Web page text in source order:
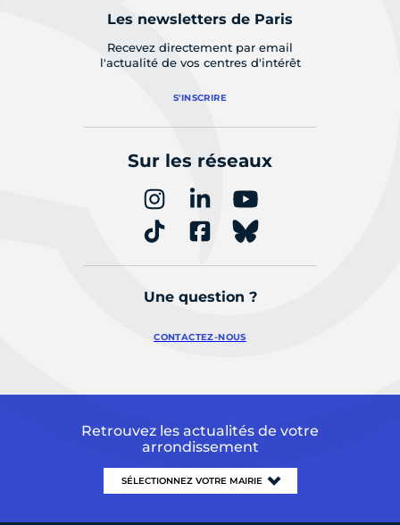
Les newsletters de Paris
Recevez directement par email
l'actualité de vos centres d'intérêt
S'INSCRIRE
Sur les réseaux
Une question ?
CONTACTEZ-NOUS
Retrouvez les actualités de votre
arrondissement